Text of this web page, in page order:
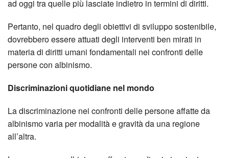
ad oggi tra quelle più lasciate indietro in termini di diritti.
Pertanto, nel quadro degli obiettivi di sviluppo sostenibile,
dovrebbero essere attuati degli interventi ben mirati in
materia di diritti umani fondamentali nei confronti delle
persone con albinismo.
Discriminazioni quotidiane nel mondo
La discriminazione nei confronti delle persone affatte da
albinismo varia per modalità e gravità da una regione
all’altra.